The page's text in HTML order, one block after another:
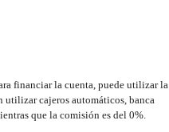
financiar la cuenta, puede utilizar la
utilizar cajeros automáticos, banca
que la comisión es del 0%.